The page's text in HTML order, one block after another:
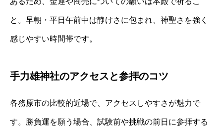
と。早朝・平日午前中は静けさに包まれ、神聖さを強く
感じやすい時間帯です。
手力雄神社のアクセスと参拝のコツ
各務原市の比較的近場で、アクセスしやすさが魅力で
す。勝負運を願う場合、試験前や挑戦の前日に参拝する